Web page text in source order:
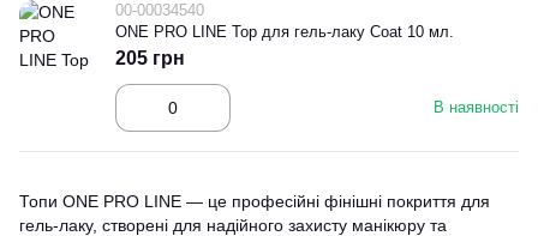
00-00034540
ONE PRO LINE Top для гель-лаку Coat 10 мл.
В наявності
205 грн
Топи ONE PRO LINE — це професійні фінішні покриття для
гель-лаку, створені для надійного захисту манікюру та